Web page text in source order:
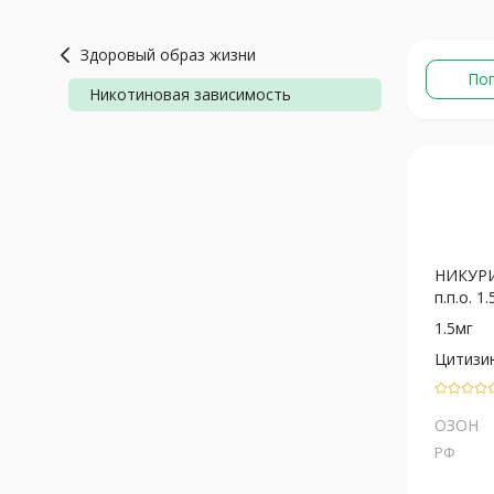
Здоровый образ жизни
Никотиновая зависимость
п.п.о.
1.5мг
ОЗОН
РФ